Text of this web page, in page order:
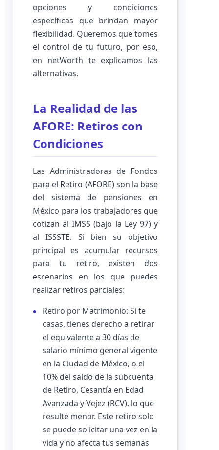
opciones y condiciones
específicas que brindan mayor
flexibilidad. Queremos que tomes
el control de tu futuro, por eso,
en netWorth te explicamos las
alternativas.
La Realidad de las
AFORE: Retiros con
Condiciones
Las Administradoras de Fondos
para el Retiro (AFORE) son la base
del sistema de pensiones en
México para los trabajadores que
cotizan al IMSS (bajo la Ley 97) y
al ISSSTE. Si bien su objetivo
principal es acumular recursos
para tu retiro, existen dos
escenarios en los que puedes
realizar retiros parciales:
Retiro por Matrimonio: Si te
casas, tienes derecho a retirar
el equivalente a 30 días de
salario mínimo general vigente
en la Ciudad de México, o el
10% del saldo de la subcuenta
de Retiro, Cesantía en Edad
Avanzada y Vejez (RCV), lo que
resulte menor. Este retiro solo
se puede solicitar una vez en la
vida y no afecta tus semanas